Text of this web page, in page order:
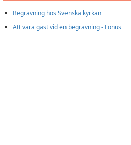
Begravning hos Svenska kyrkan
Att vara gäst vid en begravning - Fonus